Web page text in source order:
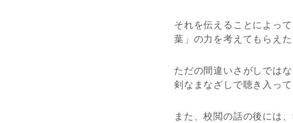
それを伝えることによっ
葉」の力を考えてもらえ
ただの間違いさがしでは
剣なまなざしで聴き入って
また、校閲の話の後には